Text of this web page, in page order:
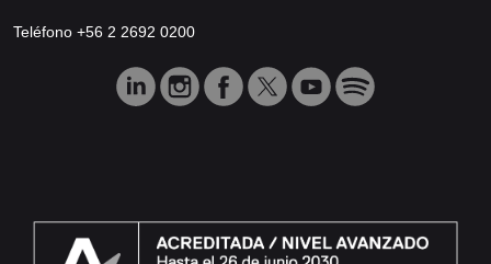
Teléfono +56 2 2692 0200